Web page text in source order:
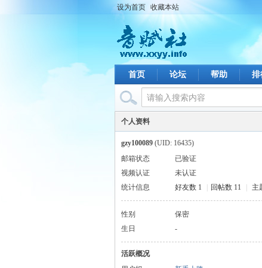
设为首页 收藏本站
首页 论坛 帮助 排
个人资料
gzy100089 (UID: 16435)
邮箱状态
已验证
视频认证
未认证
统计信息
好友数 1 回帖数 11 主
性别
保密
生日
-
活跃概况